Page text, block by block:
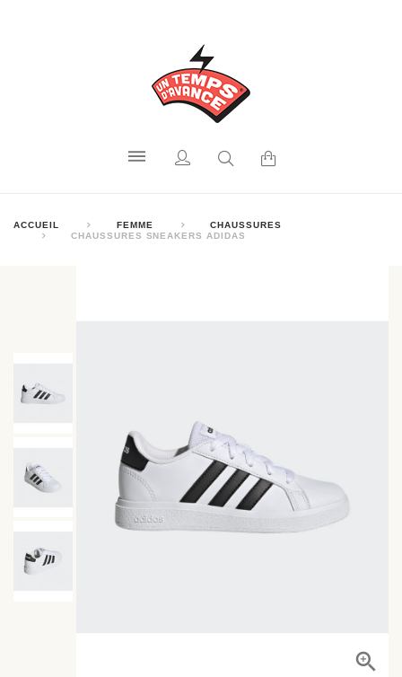
ACCUEIL FEMME
CHAUSSURES
CHAUSSURES SNEAKERS ADIDAS